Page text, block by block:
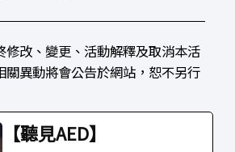
修改、變更、活動解釋及取消本活
關異動將會公告於網站，恕不另行
【聽見AED】